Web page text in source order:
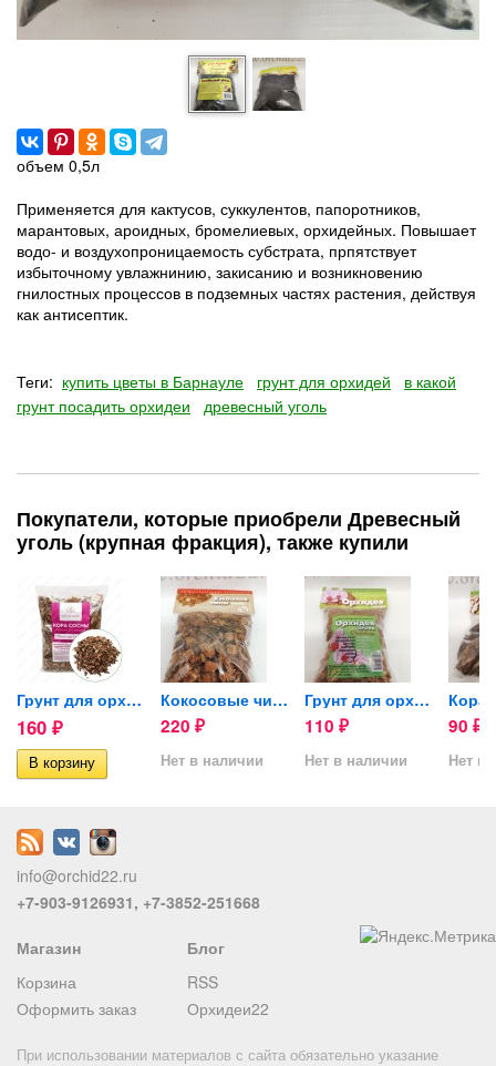
объем 0,5л
Применяется для кактусов, суккулентов, папоротников,
марантовых, ароидных, бромелиевых, орхидейных. Повышает
водо- и воздухопроницаемость субстрата, прпятствует
избыточному увлажнинию, закисанию и возникновению
гнилостных процессов в подземных частях растения, действуя
как антисептик.
Теги: купить цветы в Барнауле грунт для орхидей
в какой
грунт посадить орхидеи
древесный уголь
Покупатели, которые приобрели Древесный
уголь (крупная фракция), также купили
Грунт для орхидей (кора...
160 ₽
Кокосовые чипсы
220 ₽
Нет в наличии
Грунт для орхидей
110 ₽
Нет в наличии
90 ₽
Нет в
info@orchid22.ru
+7-903-9126931, +7-3852-251668
Магазин
Корзина
Оформить заказ
Блог
RSS
Орхидеи22
При использовании материалов с сайта обязательно указание